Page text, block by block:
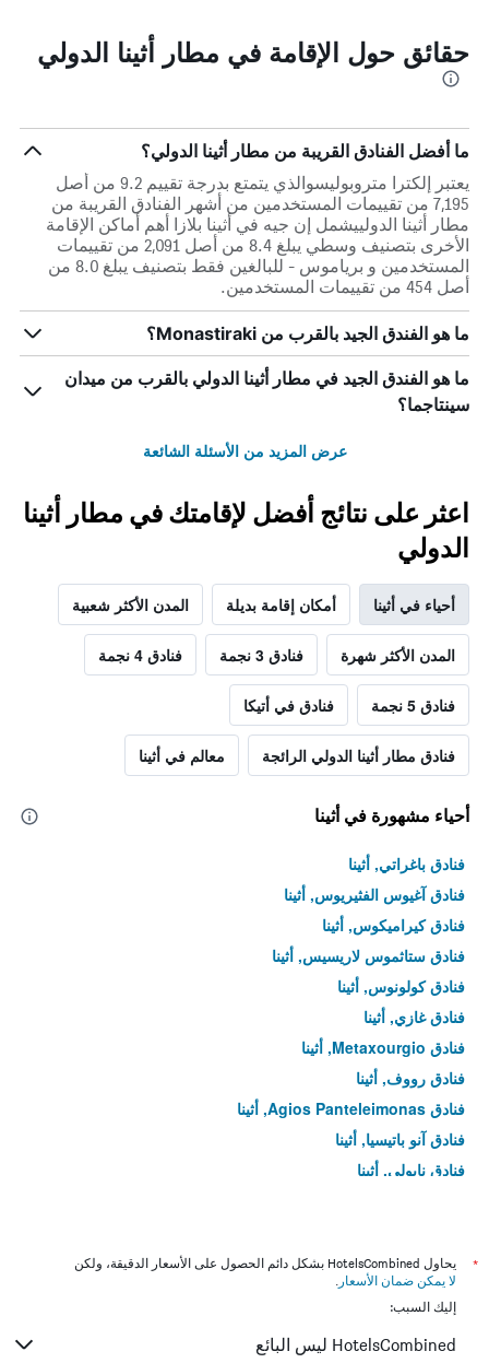
حقائق حول الإقامة في مطار أثينا الدولي
ما أفضل الفنادق القريبة من مطار أثينا الدولي؟
يعتبر إلكترا متروبوليسوالذي يتمتع بدرجة تقييم 9.2 من أصل
7,195 من تقييمات المستخدمين من أشهر الفنادق القريبة من
مطار أثينا الدولييشمل إن جيه في أثينا بلازا أهم أماكن الإقامة
الأخرى بتصنيف وسطي يبلغ 8.4 من أصل 2,091 من تقييمات
المستخدمين و برياموس - للبالغين فقط بتصنيف يبلغ 8.0 من
أصل 454 من تقييمات المستخدمين.
ما هو الفندق الجيد بالقرب من Monastiraki؟
ما هو الفندق الجيد في مطار أثينا الدولي بالقرب من ميدان
سينتاجما؟
عرض المزيد من الأسئلة الشائعة
اعثر على نتائج أفضل لإقامتك في مطار أثينا
الدولي
أحياء في أثينا أمكان إقامة بديلة المدن الأكثر شعبية
المدن الأكثر شهرة فنادق 3 نجمة فنادق 4 نجمة
فنادق 5 نجمة فنادق في أتيكا
فنادق مطار أثينا الدولي الرائجة معالم في أثينا
أحياء مشهورة في أثينا
فنادق باغراتي, أثينا
فنادق آغيوس الفثيريوس, أثينا
فنادق كيراميكوس, أثينا
فنادق ستاثموس لاريسيس, أثينا
فنادق كولونوس, أثينا
فنادق غازي, أثينا
فنادق Metaxourgio, أثينا
فنادق رووف, أثينا
فنادق Agios Panteleimonas, أثينا
فنادق آنو باتيسيا, أثينا
فنادق نابولي, أثينا
فنادق أكاديميا بلاتونوس, أثينا
فنادق أومونيا, أثينا
فنادق نيوس كوسموس, أثينا
*
يحاول HotelsCombined بشكل دائم الحصول على الأسعار الدقيقة، ولكن
لا يمكن ضمان الأسعار .
إليك السبب:
HotelsCombined ليس البائع